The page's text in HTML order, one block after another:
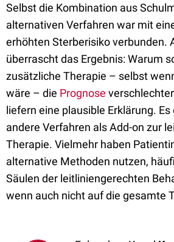
Selbst die Kombination aus
alternativen Verfahren war mit
erhöhten Sterberisiko verbunden.
überrascht das Ergebnis: Warum
zusätzliche Therapie – selbst
wäre – die Prognose
liefern eine plausible Erklärung.
andere Verfahren als Add-on zur
Therapie. Vielmehr haben
alternative Methoden nutzen,
Säulen der leitliniengerechten
wenn auch nicht auf die gesamte